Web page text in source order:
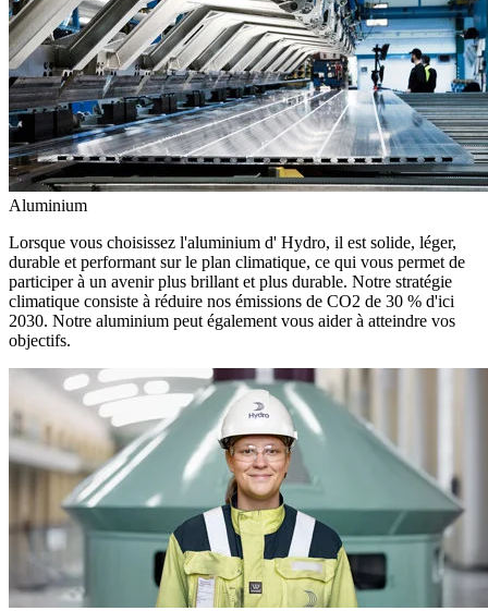
Aluminium
Lorsque vous choisissez l'aluminium d' Hydro, il est solide, léger,
durable et performant sur le plan climatique, ce qui vous permet de
participer à un avenir plus brillant et plus durable. Notre stratégie
climatique consiste à réduire nos émissions de CO2 de 30 % d'ici
2030. Notre aluminium peut également vous aider à atteindre vos
objectifs.